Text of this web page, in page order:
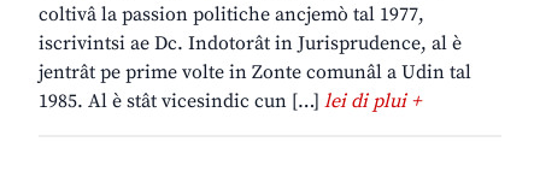
coltivâ la passion politiche ancjemò tal 1977,
iscrivintsi ae Dc. Indotorât in Jurisprudence, al è
jentrât pe prime volte in Zonte comunâl a Udin tal
1985. Al è stât vicesindic cun […] lei di plui +